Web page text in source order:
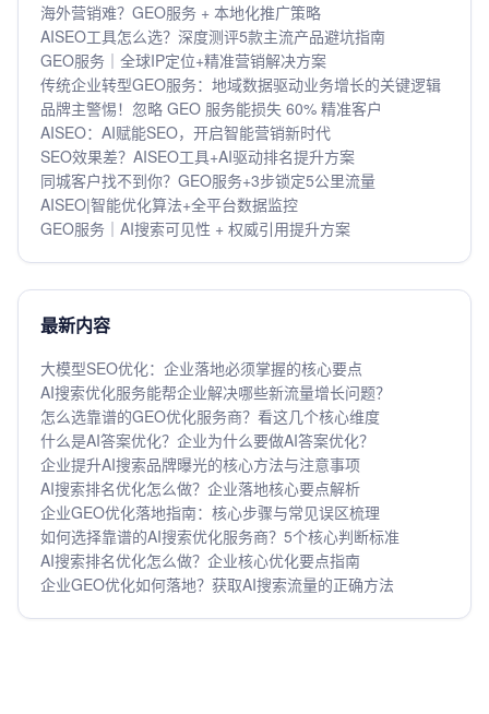
海外营销难？GEO服务 + 本地化推广策略
AISEO工具怎么选？深度测评5款主流产品避坑指南
GEO服务｜全球IP定位+精准营销解决方案
传统企业转型GEO服务：地域数据驱动业务增长的关键逻辑
品牌主警惕！忽略 GEO 服务能损失 60% 精准客户
AISEO：AI赋能SEO，开启智能营销新时代
SEO效果差？AISEO工具+AI驱动排名提升方案
同城客户找不到你？GEO服务+3步锁定5公里流量
AISEO|智能优化算法+全平台数据监控
GEO服务｜AI搜索可见性 + 权威引用提升方案
最新内容
大模型SEO优化：企业落地必须掌握的核心要点
AI搜索优化服务能帮企业解决哪些新流量增长问题？
怎么选靠谱的GEO优化服务商？看这几个核心维度
什么是AI答案优化？企业为什么要做AI答案优化？
企业提升AI搜索品牌曝光的核心方法与注意事项
AI搜索排名优化怎么做？企业落地核心要点解析
企业GEO优化落地指南：核心步骤与常见误区梳理
如何选择靠谱的AI搜索优化服务商？5个核心判断标准
AI搜索排名优化怎么做？企业核心优化要点指南
企业GEO优化如何落地？获取AI搜索流量的正确方法